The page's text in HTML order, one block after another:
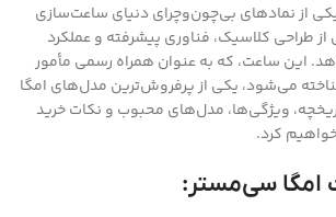
از نمادهای بی‌چون‌وچرای دنیای ساعت‌سازی
طراحی کلاسیک، فناوری پیشرفته و عملکرد
این ساعت، که به عنوان همراه رسمی مأمور
می‌شود، یکی از پرفروش‌ترین مدل‌های امگا
ویژگی‌ها، مدل‌های محبوب و نکات خرید
کرد.
امگا سی‌مستر: